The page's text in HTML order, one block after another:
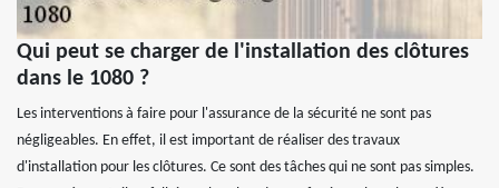
Qui peut se charger de l'installation des clôtures
dans le 1080 ?
Les interventions à faire pour l'assurance de la sécurité ne sont pas
négligeables. En effet, il est important de réaliser des travaux
d'installation pour les clôtures. Ce sont des tâches qui ne sont pas simples.